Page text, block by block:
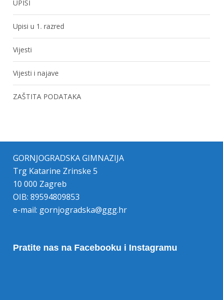
UPISI
Upisi u 1. razred
Vijesti
Vijesti i najave
ZAŠTITA PODATAKA
GORNJOGRADSKA GIMNAZIJA
Trg Katarine Zrinske 5
10 000 Zagreb
OIB: 89594809853
e-mail: gornjogradska@ggg.hr
Pratite nas na Facebooku i Instagramu